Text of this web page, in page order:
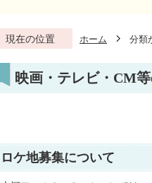
現在の位置 ホーム 分類
映画・テレビ・CM
ロケ地募集について